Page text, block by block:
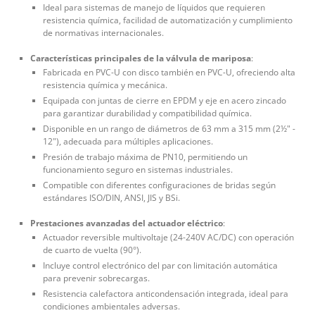
Ideal para sistemas de manejo de líquidos que requieren
resistencia química, facilidad de automatización y cumplimiento
de normativas internacionales.
Características principales de la válvula de mariposa:
Fabricada en PVC-U con disco también en PVC-U, ofreciendo alta
resistencia química y mecánica.
Equipada con juntas de cierre en EPDM y eje en acero zincado
para garantizar durabilidad y compatibilidad química.
Disponible en un rango de diámetros de 63 mm a 315 mm (2½" -
12"), adecuada para múltiples aplicaciones.
Presión de trabajo máxima de PN10, permitiendo un
funcionamiento seguro en sistemas industriales.
Compatible con diferentes configuraciones de bridas según
estándares ISO/DIN, ANSI, JIS y BSi.
Prestaciones avanzadas del actuador eléctrico:
Actuador reversible multivoltaje (24-240V AC/DC) con operación
de cuarto de vuelta (90°).
Incluye control electrónico del par con limitación automática
para prevenir sobrecargas.
Resistencia calefactora anticondensación integrada, ideal para
condiciones ambientales adversas.